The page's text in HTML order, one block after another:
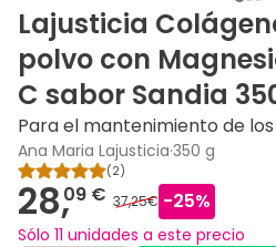
Lajusticia
polvo con
C sabor Sandia
Para el mantenimiento de
Ana Maria Lajusticia·350 g
(2)
28,09 € 37,25€ -25%
Sólo 11 unidades a este precio